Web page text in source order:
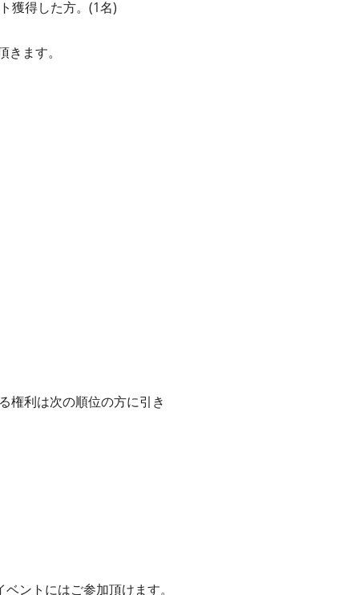
獲得した⽅。(1名)
ます。
権利は次の順位の方に引き
ントにはご参加頂けます。